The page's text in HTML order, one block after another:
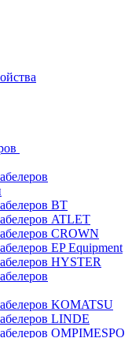
BT
ATLET
CROWN
EP Equipment
HYSTER
KOMATSU
LINDE
OMPIMESPO